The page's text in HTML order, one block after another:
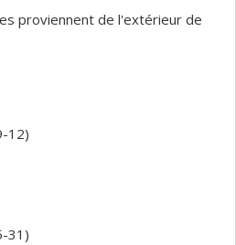
proviennent de l'extérieur de
12)
31)